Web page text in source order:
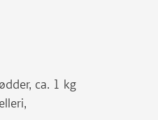
ca. 1 kg